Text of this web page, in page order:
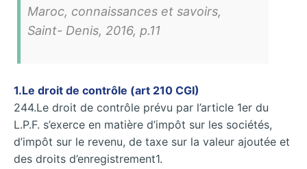
Maroc, connaissances et savoirs,
Saint- Denis, 2016, p.11
1.Le droit de contrôle (art 210 CGI)
244.Le droit de contrôle prévu par l’article 1er du
L.P.F. s’exerce en matière d’impôt sur les sociétés,
d’impôt sur le revenu, de taxe sur la valeur ajoutée et
des droits d’enregistrement1.